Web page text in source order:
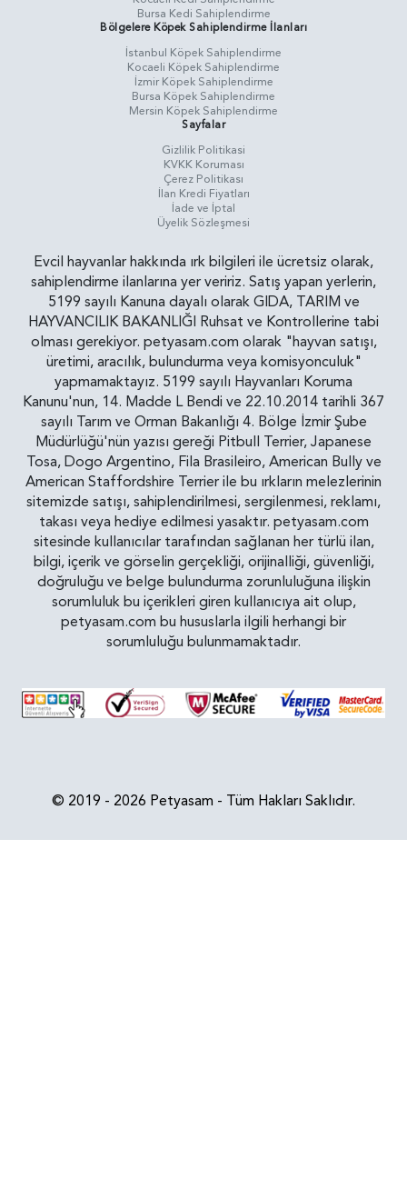
Bursa Kedi Sahiplendirme
Bölgelere Köpek Sahiplendirme İlanları
İstanbul Köpek Sahiplendirme
Kocaeli Köpek Sahiplendirme
İzmir Köpek Sahiplendirme
Bursa Köpek Sahiplendirme
Mersin Köpek Sahiplendirme
Sayfalar
Gizlilik Politikasi
KVKK Koruması
Çerez Politikası
İlan Kredi Fiyatları
İade ve İptal
Üyelik Sözleşmesi
Evcil hayvanlar hakkında ırk bilgileri ile ücretsiz olarak,
sahiplendirme ilanlarına yer veririz. Satış yapan yerlerin,
5199 sayılı Kanuna dayalı olarak GIDA, TARIM ve
HAYVANCILIK BAKANLIĞI Ruhsat ve Kontrollerine tabi
olması gerekiyor. petyasam.com olarak "hayvan satışı,
üretimi, aracılık, bulundurma veya komisyonculuk"
yapmamaktayız. 5199 sayılı Hayvanları Koruma
Kanunu'nun, 14. Madde L Bendi ve 22.10.2014 tarihli 367
sayılı Tarım ve Orman Bakanlığı 4. Bölge İzmir Şube
Müdürlüğü'nün yazısı gereği Pitbull Terrier, Japanese
Tosa, Dogo Argentino, Fila Brasileiro, American Bully ve
American Staffordshire Terrier ile bu ırkların melezlerinin
sitemizde satışı, sahiplendirilmesi, sergilenmesi, reklamı,
takası veya hediye edilmesi yasaktır. petyasam.com
sitesinde kullanıcılar tarafından sağlanan her türlü ilan,
bilgi, içerik ve görselin gerçekliği, orijinalliği, güvenliği,
doğruluğu ve belge bulundurma zorunluluğuna ilişkin
sorumluluk bu içerikleri giren kullanıcıya ait olup,
petyasam.com bu hususlarla ilgili herhangi bir
sorumluluğu bulunmamaktadır.
© 2019 - 2026 Petyasam - Tüm Hakları Saklıdır.